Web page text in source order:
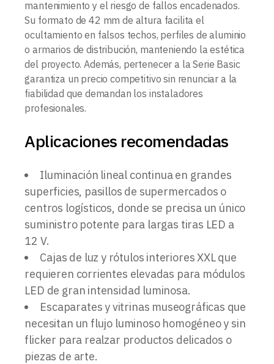
mantenimiento y el riesgo de fallos encadenados.
Su formato de 42 mm de altura facilita el
ocultamiento en falsos techos, perfiles de aluminio
o armarios de distribución, manteniendo la estética
del proyecto. Además, pertenecer a la Serie Basic
garantiza un precio competitivo sin renunciar a la
fiabilidad que demandan los instaladores
profesionales.
Aplicaciones recomendadas
Iluminación lineal continua en grandes
superficies, pasillos de supermercados o
centros logísticos, donde se precisa un único
suministro potente para largas tiras LED a
12 V.
Cajas de luz y rótulos interiores XXL que
requieren corrientes elevadas para módulos
LED de gran intensidad luminosa.
Escaparates y vitrinas museográficas que
necesitan un flujo luminoso homogéneo y sin
flicker para realzar productos delicados o
piezas de arte.